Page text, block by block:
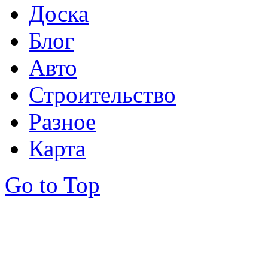
Доска
Блог
Авто
Строительство
Разное
Карта
Go to Top